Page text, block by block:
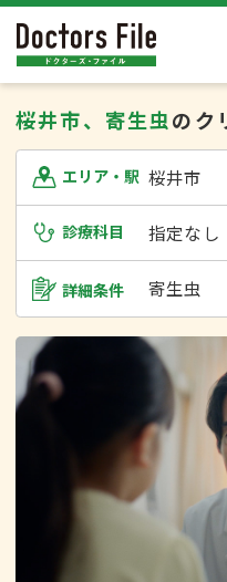
桜井市、寄生虫のク
エリア・駅 桜井市
診療科目 指定なし
詳細条件 寄生虫